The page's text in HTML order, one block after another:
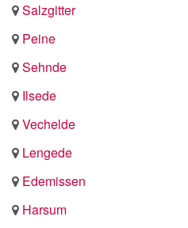
Salzgitter
Peine
Sehnde
Ilsede
Vechelde
Lengede
Edemissen
Harsum